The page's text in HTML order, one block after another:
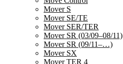
Mover S
Mover SE/TE
Mover SER/TER
Mover SR (03/09–08/11)
Mover SR (09/11–…)
Mover SX
Mover TER 4